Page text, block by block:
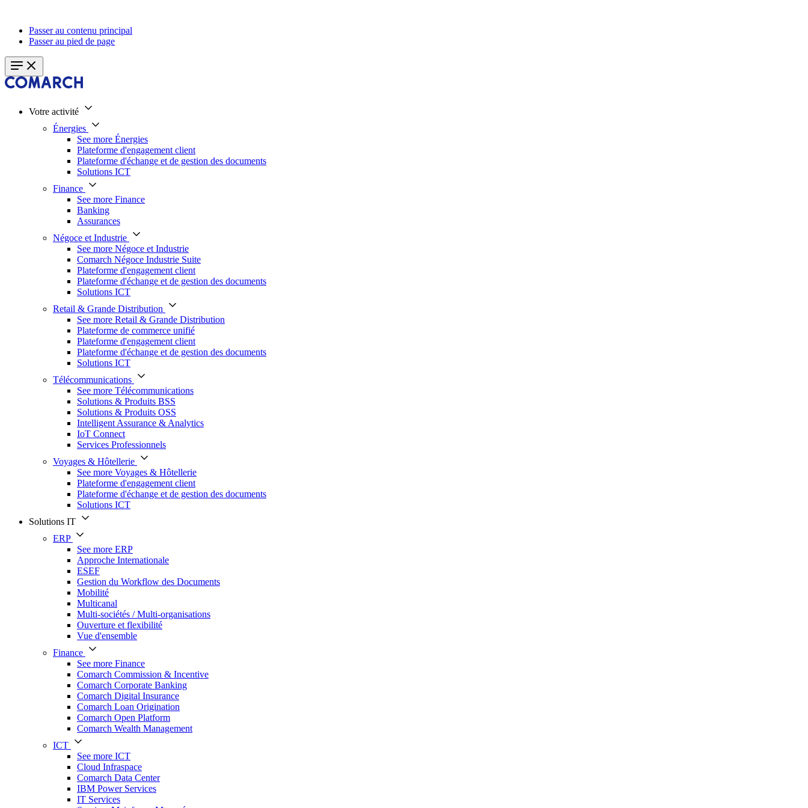
Passer au contenu principal
Passer au pied de page
Votre activité
Énergies
See more Énergies
Plateforme d'engagement client
Plateforme d'échange et de gestion des documents
Solutions ICT
Finance
See more Finance
Banking
Assurances
Négoce et Industrie
See more Négoce et Industrie
Comarch Négoce Industrie Suite
Plateforme d'engagement client
Plateforme d'échange et de gestion des documents
Solutions ICT
Retail & Grande Distribution
See more Retail & Grande Distribution
Plateforme de commerce unifié
Plateforme d'engagement client
Plateforme d'échange et de gestion des documents
Solutions ICT
Télécommunications
See more Télécommunications
Solutions & Produits BSS
Solutions & Produits OSS
Intelligent Assurance & Analytics
IoT Connect
Services Professionnels
Voyages & Hôtellerie
See more Voyages & Hôtellerie
Plateforme d'engagement client
Plateforme d'échange et de gestion des documents
Solutions ICT
Solutions IT
ERP
See more ERP
Approche Internationale
ESEF
Gestion du Workflow des Documents
Mobilité
Multicanal
Multi-sociétés / Multi-organisations
Ouverture et flexibilité
Vue d'ensemble
Finance
See more Finance
Comarch Commission & Incentive
Comarch Corporate Banking
Comarch Digital Insurance
Comarch Loan Origination
Comarch Open Platform
Comarch Wealth Management
ICT
See more ICT
Cloud Infraspace
Comarch Data Center
IBM Power Services
IT Services